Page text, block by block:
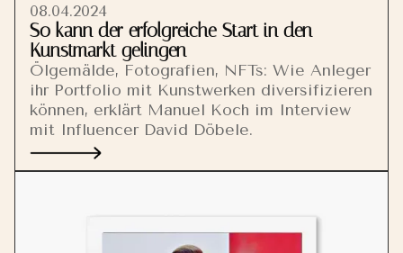
08.04.2024
So kann der erfolgreiche Start in den
Kunstmarkt gelingen
Ölgemälde, Fotografien, NFTs: Wie Anleger
ihr Portfolio mit Kunstwerken diversifizieren
können, erklärt Manuel Koch im Interview
mit Influencer David Döbele.